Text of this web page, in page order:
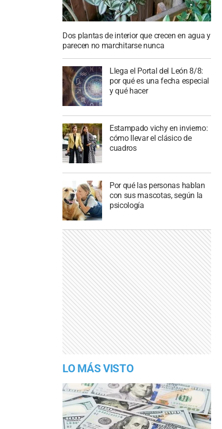
Dos plantas de interior que crecen en agua y
parecen no marchitarse nunca
Llega el Portal del León 8/8:
por qué es una fecha especial
y qué hacer
Estampado vichy en invierno:
cómo llevar el clásico de
cuadros
Por qué las personas hablan
con sus mascotas, según la
psicología
LO MÁS VISTO